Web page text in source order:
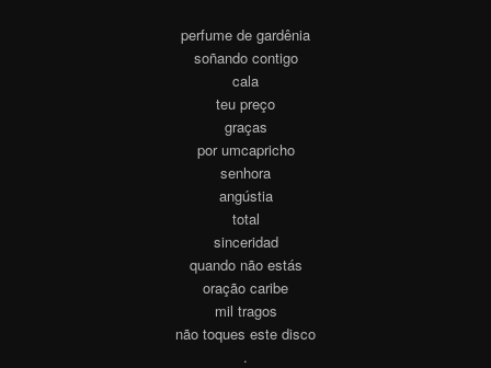
perfume de gardênia
soñando contigo
cala
teu preço
graças
por umcapricho
senhora
angústia
total
sinceridad
quando não estás
oração caribe
mil tragos
não toques este disco
.